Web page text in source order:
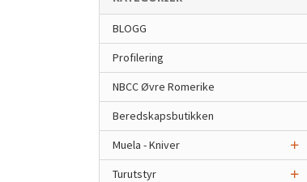
BLOGG
Profilering
NBCC Øvre Romerike
Beredskapsbutikken
Muela - Kniver
Turutstyr